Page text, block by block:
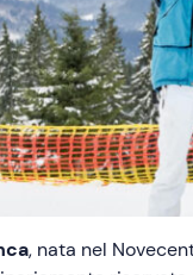
, nata nel